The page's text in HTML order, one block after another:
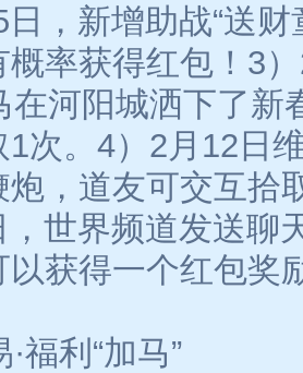
，新增助战“送财
概率获得红包！3
在河阳城洒下了新
1次。4）2月12日
炮，道友可交互拾
，世界频道发送聊
以获得一个红包奖
福利“加马”